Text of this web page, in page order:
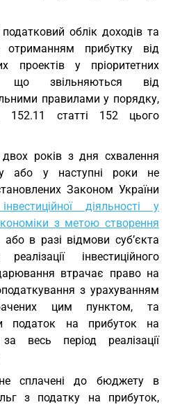
облік доходів та
отриманням прибутку від
проектів у пріоритетних
що звільняються від
правилами у порядку,
152.11 статті 152 цього
років з дня схвалення
або у наступні роки не
Законом України
діяльності у
з метою створення
або в разі відмови суб’єкта
інвестиційного
втрачає право на
з урахуванням
цим пунктом, та
податок на прибуток на
весь період реалізації
сплачені до бюджету в
з податку на прибуток,